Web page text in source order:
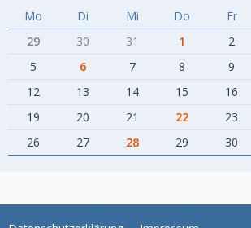
Mo Di Mi Do Fr
29
30 31 1 2
5
6 7 8 9
12
13 14 15 16
19
20 21 22 23
26
27 28 29 30